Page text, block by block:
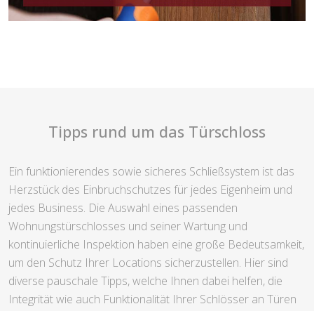
Tipps rund um das Türschloss
Ein funktionierendes sowie sicheres Schließsystem ist das
Herzstück des Einbruchschutzes für jedes Eigenheim und
jedes Business. Die Auswahl eines passenden
Wohnungstürschlosses und seiner Wartung und
kontinuierliche Inspektion haben eine große Bedeutsamkeit,
um den Schutz Ihrer Locations sicherzustellen. Hier sind
diverse pauschale Tipps, welche Ihnen dabei helfen, die
Integrität wie auch Funktionalität Ihrer Schlösser an Türen